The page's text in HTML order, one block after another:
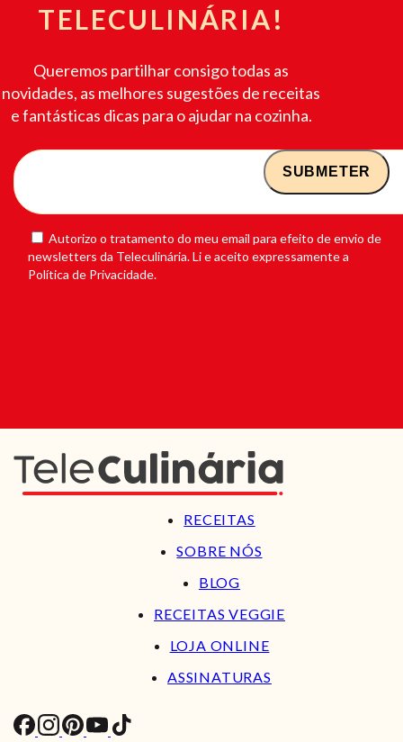
TELECULINÁRIA!
Queremos partilhar consigo todas as
novidades, as melhores sugestões de receitas
e fantásticas dicas para o ajudar na cozinha.
Autorizo o tratamento do meu email para efeito de envio de
newsletters da Teleculinária. Li e aceito expressamente a
Política de Privacidade.
RECEITAS
SOBRE NÓS
BLOG
RECEITAS VEGGIE
LOJA ONLINE
ASSINATURAS